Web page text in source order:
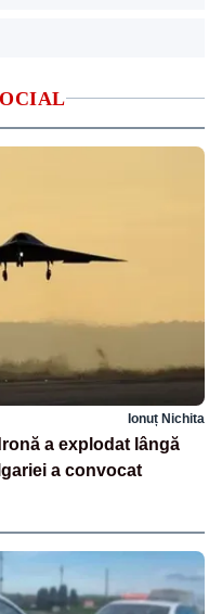
Ionuț Nichita
a explodat lângă
a convocat